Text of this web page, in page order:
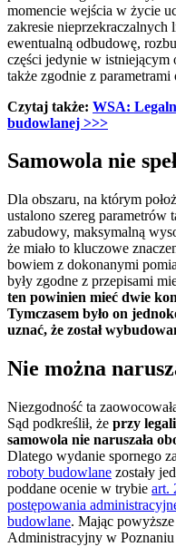
momencie wejścia w życie
zakresie nieprzekraczalnych
ewentualną odbudowę,
części jedynie w istniejącym
także zgodnie z
Czytaj także: WSA:
budowlanej >>>
Samowola nie
Dla obszaru, na którym
ustalono szereg parametrów
zabudowy, maksymalną
że miało to kluczowe
bowiem z dokonanymi
były zgodne z przepisami
ten powinien mieć dwie
Tymczasem było on
uznać, że został
Nie można
Niezgodność ta
Sąd podkreślił, że przy
samowola nie naruszała
Dlatego wydanie spornego
roboty budowlane zostały
poddane ocenie w trybie art.
postępowania
budowlane. Mając
Administracyjny w Poznaniu